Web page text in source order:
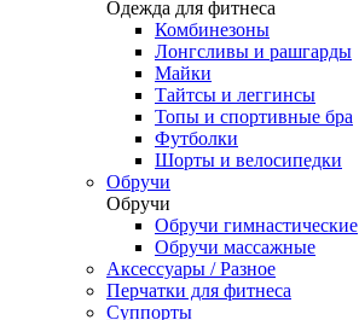
Одежда для фитнеса
Комбинезоны
Лонгсливы и рашгарды
Майки
Тайтсы и леггинсы
Топы и спортивные бра
Футболки
Шорты и велосипедки
Обручи
Обручи
Обручи гимнастические
Обручи массажные
Аксессуары / Разное
Перчатки для фитнеса
Суппорты